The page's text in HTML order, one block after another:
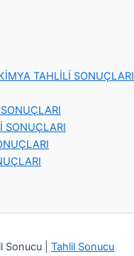
TAHLİLİ SONUÇLARI
SONUÇLARI
| Tahlil Sonucu